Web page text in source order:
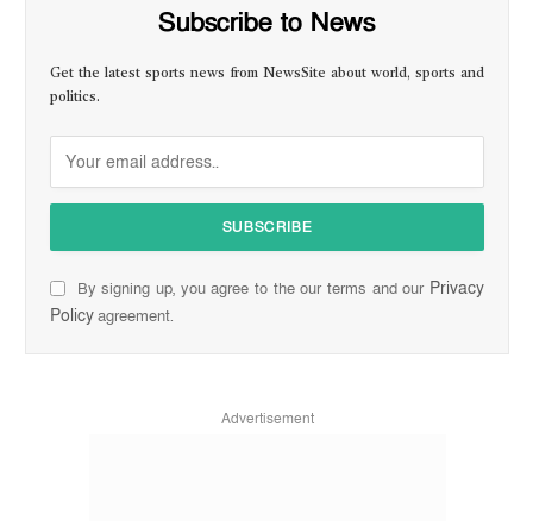
Subscribe to News
Get the latest sports news from NewsSite about world, sports and
politics.
By signing up, you agree to the our terms and our Privacy
Policyagreement.
Advertisement